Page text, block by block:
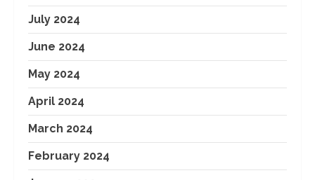
July 2024
June 2024
May 2024
April 2024
March 2024
February 2024